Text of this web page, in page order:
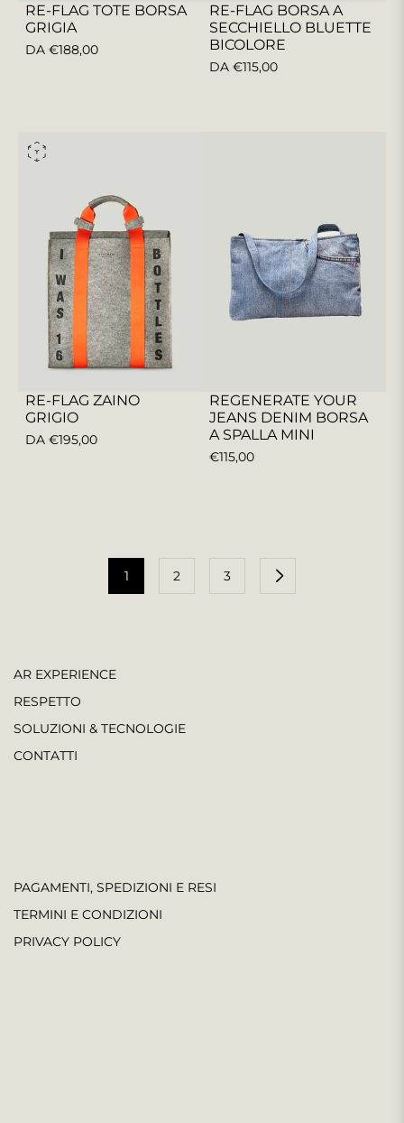
RE-FLAG TOTE BORSA
GRIGIA
DA €188,00
RE-FLAG BORSA A
SECCHIELLO BLUETTE
BICOLORE
DA €115,00
RE-FLAG ZAINO
GRIGIO
DA €195,00
REGENERATE YOUR
JEANS DENIM BORSA
A SPALLA MINI
PREZZO
€115,00
1 2 3
AR EXPERIENCE
RESPETTO
SOLUZIONI & TECNOLOGIE
CONTATTI
PAGAMENTI, SPEDIZIONI E RESI
TERMINI E CONDIZIONI
PRIVACY POLICY